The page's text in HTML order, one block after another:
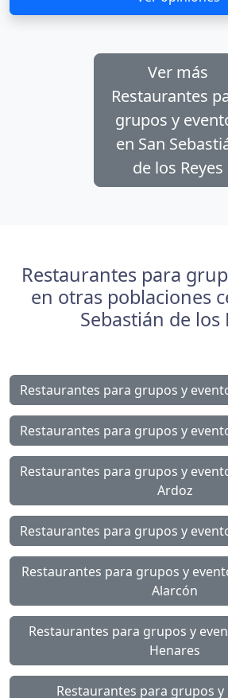
Ver más
Restaurantes
grupos y
en San
de los Reyes
Restaurantes para
en otras poblaciones
Sebastián de los
Restaurantes para grupos y
Restaurantes para grupos y
Restaurantes para grupos y
Ardoz
Restaurantes para grupos y
Restaurantes para grupos y
Alarcón
Restaurantes para grupos y
Henares
Restaurantes para grupos y